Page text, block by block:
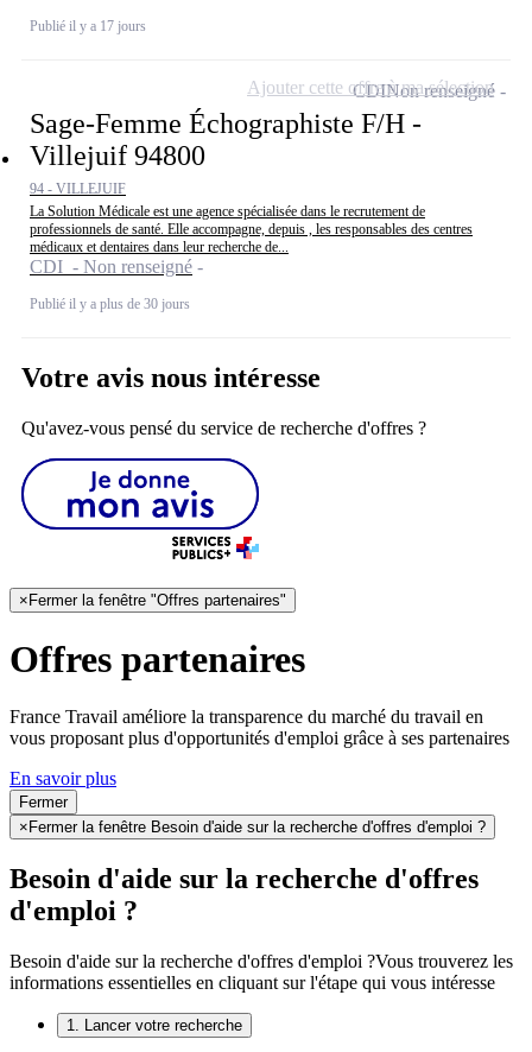
Publié il y a 17 jours
Sage-Femme Échographiste F/H -
Villejuif 94800
94 - VILLEJUIF
La Solution Médicale est une agence spécialisée dans le recrutement de
professionnels de santé. Elle accompagne, depuis , les responsables des centres
médicaux et dentaires dans leur recherche de...
CDI - Non renseigné
Publié il y a plus de 30 jours
CDINon renseigné
Ajouter cette offre à ma sélection
Votre avis nous intéresse
Qu'avez-vous pensé du service de recherche d'offres ?
×Fermer la fenêtre "Offres partenaires"
Offres partenaires
France Travail améliore la transparence du marché du travail en
vous proposant plus d'opportunités d'emploi grâce à ses partenaires
En savoir plus
Fermer
× Fermer la fenêtre Besoin d'aide sur la recherche d'offres d'emploi ?
Besoin d'aide sur la recherche d'offres
d'emploi ?
Besoin d'aide sur la recherche d'offres d'emploi ?Vous trouverez les
informations essentielles en cliquant sur l'étape qui vous intéresse
1. Lancer votre recherche